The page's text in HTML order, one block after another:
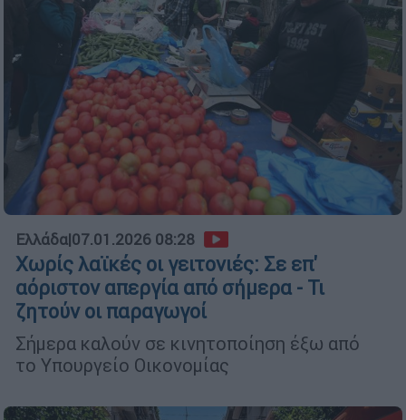
Ελλάδα|07.01.2026 08:28
Χωρίς λαϊκές οι γειτονιές: Σε επ'
αόριστον απεργία από σήμερα - Τι
ζητούν οι παραγωγοί
Σήμερα καλούν σε κινητοποίηση έξω από
το Υπουργείο Οικονομίας